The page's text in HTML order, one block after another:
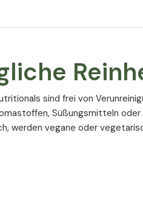
sind frei von
Süßungsmitteln
werden vegane oder